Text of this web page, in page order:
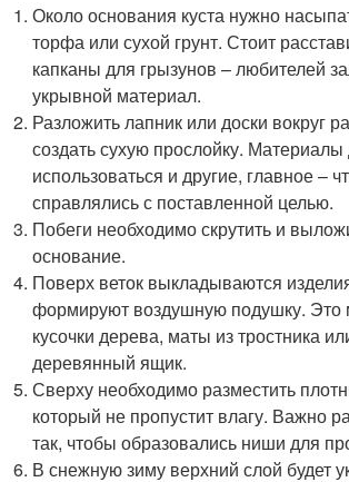
Около основания куста нужно
торфа или сухой грунт. Стоит
капканы для грызунов – любителей
укрывной материал.
Разложить лапник или доски вокруг
создать сухую прослойку. Материалы
использоваться и другие, главное –
справлялись с поставленной целью.
Побеги необходимо скрутить и
основание.
Поверх веток выкладываются
формируют воздушную подушку. Это
кусочки дерева, маты из тростника
деревянный ящик.
Сверху необходимо разместить
который не пропустит влагу. Важно
так, чтобы образовались ниши для
В снежную зиму верхний слой будет